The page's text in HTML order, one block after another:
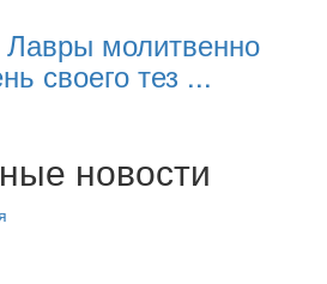
молитвенно
своего тез ...
новости